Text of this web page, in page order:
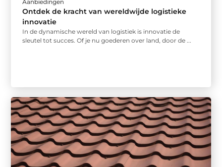
Aanbiedingen
Ontdek de kracht van wereldwijde logistieke
innovatie
In de dynamische wereld van logistiek is innovatie de
sleutel tot succes. Of je nu goederen over land, door de ...